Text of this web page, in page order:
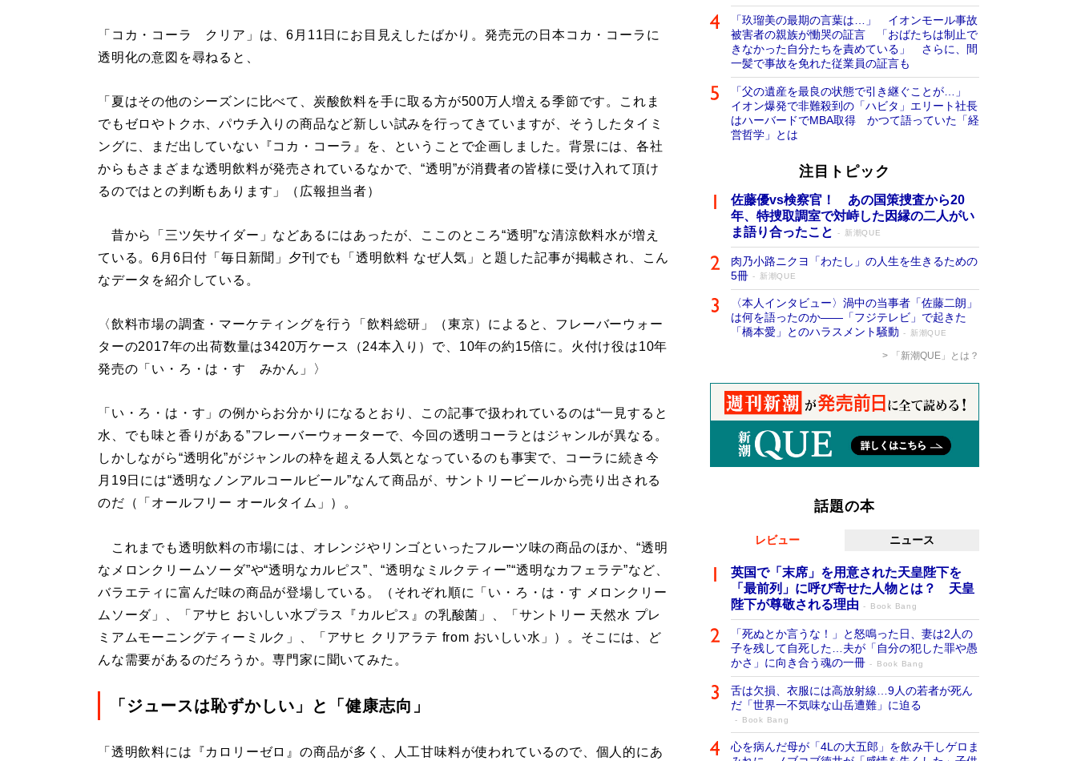
「コカ・コーラ クリア」は、6月11日にお目見えしたばかり。発売元の日本コカ・コーラに
透明化の意図を尋ねると、
「夏はその他のシーズンに比べて、炭酸飲料を手に取る方が500万人増える季節です。これま
でもゼロやトクホ、パウチ入りの商品など新しい試みを行ってきていますが、そうしたタイミ
ングに、まだ出していない『コカ・コーラ』を、ということで企画しました。背景には、各社
からもさまざまな透明飲料が発売されているなかで、“透明”が消費者の皆様に受け入れて頂け
るのではとの判断もあります」（広報担当者）
昔から「三ツ矢サイダー」などあるにはあったが、ここのところ“透明”な清涼飲料水が増え
ている。6月6日付「毎日新聞」夕刊でも「透明飲料 なぜ人気」と題した記事が掲載され、こん
なデータを紹介している。
〈飲料市場の調査・マーケティングを行う「飲料総研」（東京）によると、フレーバーウォー
ターの2017年の出荷数量は3420万ケース（24本入り）で、10年の約15倍に。火付け役は10年
発売の「い・ろ・は・す みかん」〉
「い・ろ・は・す」の例からお分かりになるとおり、この記事で扱われているのは“一見すると
水、でも味と香りがある”フレーバーウォーターで、今回の透明コーラとはジャンルが異なる。
しかしながら“透明化”がジャンルの枠を超える人気となっているのも事実で、コーラに続き今
月19日には“透明なノンアルコールビール”なんて商品が、サントリービールから売り出される
のだ（「オールフリー オールタイム」）。
これまでも透明飲料の市場には、オレンジやリンゴといったフルーツ味の商品のほか、“透明
なメロンクリームソーダ”や“透明なカルピス”、“透明なミルクティー”“透明なカフェラテ”など、
バラエティに富んだ味の商品が登場している。（それぞれ順に「い・ろ・は・す メロンクリー
ムソーダ」、「アサヒ おいしい水プラス『カルピス』の乳酸菌」、「サントリー 天然水 プレ
ミアムモーニングティーミルク」、「アサヒ クリアラテ from おいしい水」）。そこには、ど
んな需要があるのだろうか。専門家に聞いてみた。
「ジュースは恥ずかしい」と「健康志向」
「透明飲料には『カロリーゼロ』の商品が多く、人工甘味料が使われているので、個人的にあ
「玖瑠美の最期の言葉は…」 イオンモール事故
被害者の親族が慟哭の証言 「おばたちは制止で
きなかった自分たちを責めている」 さらに、間
一髪で事故を免れた従業員の証言も
「父の遺産を最良の状態で引き継ぐことが…」
イオン爆発で非難殺到の「ハビタ」エリート社長
はハーバードでMBA取得 かつて語っていた「経
営哲学」とは
注目トピック
佐藤優vs検察官！ あの国策捜査から20
年、特捜取調室で対峙した因縁の二人がい
ま語り合ったこと
新潮QUE
肉乃小路ニクヨ「わたし」の人生を生きるための
5冊
新潮QUE
〈本人インタビュー〉渦中の当事者「佐藤二朗」
は何を語ったのか――「フジテレビ」で起きた
「橋本愛」とのハラスメント騒動
新潮QUE
「新潮QUE」とは？
話題の本
レビュー ニュース
英国で「末席」を用意された天皇陛下を
「最前列」に呼び寄せた人物とは？ 天皇
陛下が尊敬される理由
Book Bang
「死ぬとか言うな！」と怒鳴った日、妻は2人の
子を残して自死した…夫が「自分の犯した罪や愚
かさ」に向き合う魂の一冊
Book Bang
舌は欠損、衣服には高放射線…9人の若者が死ん
だ「世界一不気味な山岳遭難」に迫る
Book Bang
心を病んだ母が「4Lの大五郎」を飲み干しゲロま